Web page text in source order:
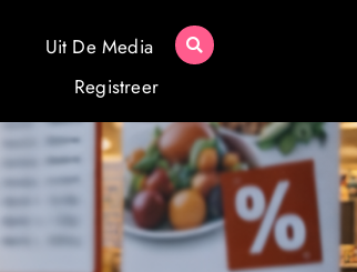
Uit De Media
Registreer